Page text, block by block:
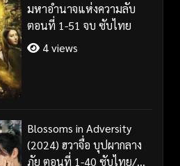
มหาอำนาจแห่งความลับ
ตอนที่ 1-51 จบ ซับไทย
4 views
Blossoms in Adversity
(2024) ฮวาจื่อ บุปผากลาง
ภัย ตอนที่ 1-40 ซับไทย/